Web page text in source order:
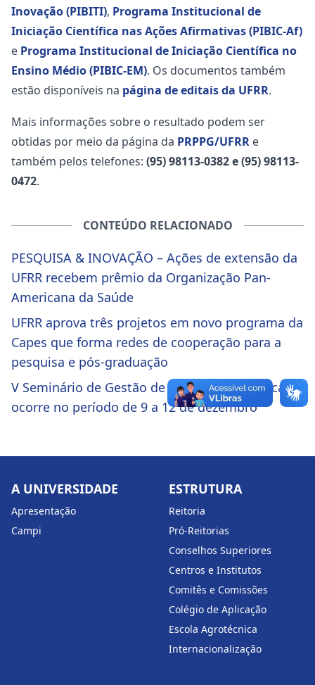
Inovação (PIBITI), Programa Institucional de
Iniciação Científica nas Ações Afirmativas (PIBIC-Af)
e Programa Institucional de Iniciação Científica no
Ensino Médio (PIBIC-EM). Os documentos também
estão disponíveis na página de editais da UFRR.
Mais informações sobre o resultado podem ser
obtidas por meio da página da PRPPG/UFRR e
também pelos telefones: (95) 98113-0382 e (95) 98113-
0472.
CONTEÚDO RELACIONADO
PESQUISA & INOVAÇÃO – Ações de extensão da
UFRR recebem prêmio da Organização Pan-
Americana da Saúde
UFRR aprova três projetos em novo programa da
Capes que forma redes de cooperação para a
pesquisa e pós-graduação
V Seminário de Gestão de Bacias Hidrográficas
ocorre no período de 9 a 12 de dezembro
A UNIVERSIDADE
Apresentação
Campi
ESTRUTURA
Reitoria
Pró-Reitorias
Conselhos Superiores
Centros e Institutos
Comitês e Comissões
Colégio de Aplicação
Escola Agrotécnica
Internacionalização